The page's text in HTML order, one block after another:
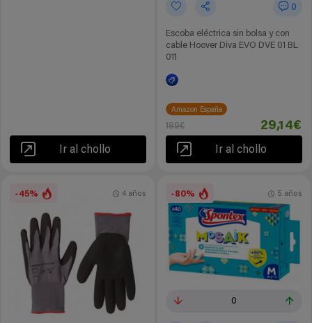
Ir al chollo
0
Escoba eléctrica sin bolsa y con
cable Hoover Diva EVO DVE 01 BL
011
Amazon España
189€ 29,14€
Ir al chollo
-45% 4 años -80%
0
5 años